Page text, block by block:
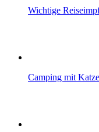
Wichtige
Camping mit